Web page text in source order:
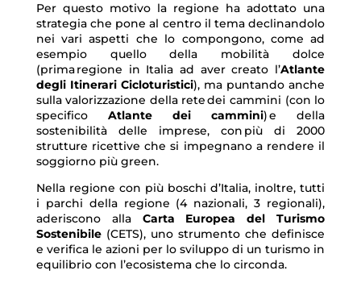
Per questo motivo la regione ha adottato una
strategia che pone al centro il tema declinandolo
nei vari aspetti che lo compongono, come ad
esempio quello della mobilità dolce
(prima regione in Italia ad aver creato l’Atlante
degli Itinerari Cicloturistici), ma puntando anche
sulla valorizzazione della rete dei cammini (con lo
specifico Atlante dei cammini) e della
sostenibilità delle imprese, con più di 2000
strutture ricettive che si impegnano a rendere il
soggiorno più green.
Nella regione con più boschi d’Italia, inoltre, tutti
i parchi della regione (4 nazionali, 3 regionali),
aderiscono alla Carta Europea del Turismo
Sostenibile(CETS), uno strumento che definisce
e verifica le azioni per lo sviluppo di un turismo in
equilibrio con l’ecosistema che lo circonda.